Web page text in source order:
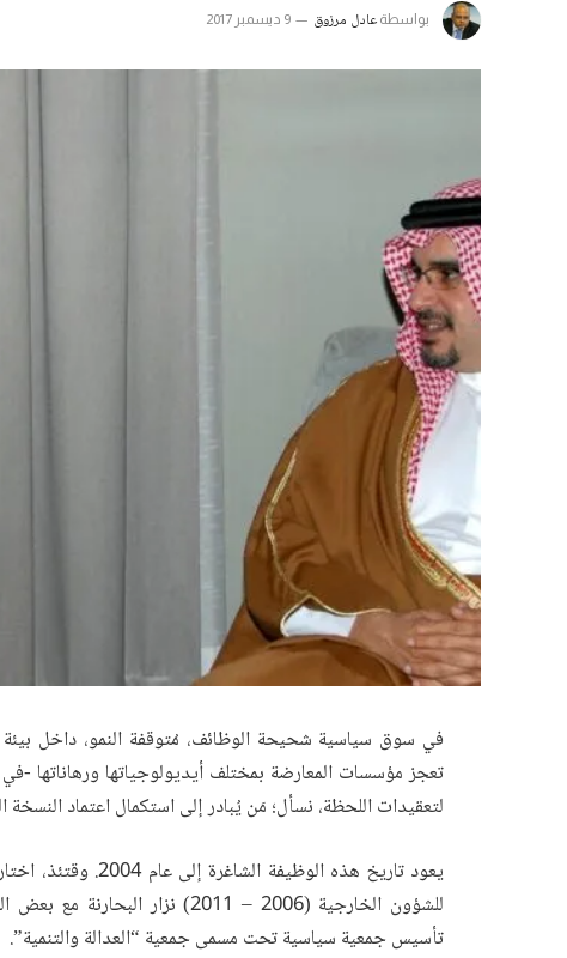
بواسطة عادل مرزوق 9 ديسمبر 2017
في سوق سياسية شحيحة الوظائف، مُتوقفة النمو، داخل
تعجز مؤسسات المعارضة بمختلف أيديولوجياتها ورهاناتها -
لتعقيدات اللحظة، نسأل؛ مَن يُبادر إلى استكمال اعتماد النسخة
يعود تاريخ هذه
للشؤون الخارجية (2006 – 2011)
تأسيس جمعية سياسية تحت مسمى جمعية “العدالة والتنمية”.